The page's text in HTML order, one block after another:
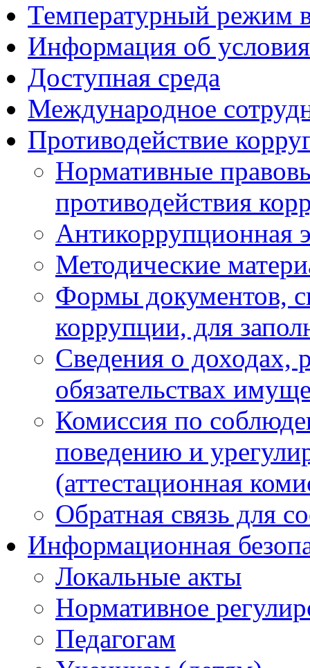
Температурный режим
Информация об
Доступная среда
Международное
Противодействие
Нормативные
противодействия
Антикоррупционная
Методические
Формы документов,
коррупции, для
Сведения о доходах,
обязательствах
Комиссия по
поведению и
(аттестационная
Обратная связь для
Информационная
Локальные акты
Нормативное
Педагогам